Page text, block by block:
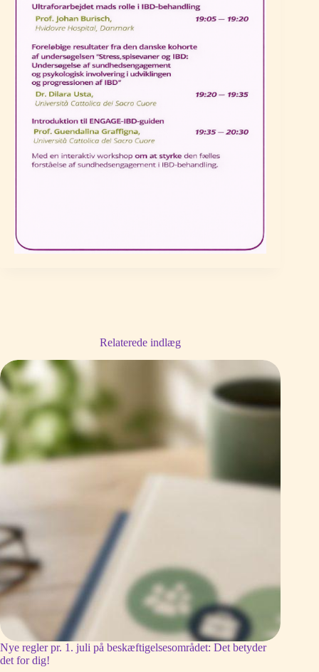
Relaterede indlæg
Nye regler pr. 1. juli på beskæftigelsesområdet: Det betyder
det for dig!